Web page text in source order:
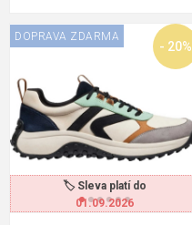
🏷️ Sleva platí do
01.09.2026
- 20%
DOPRAVA ZDARMA